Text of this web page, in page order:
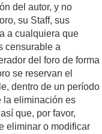
del autor, y no
su Staff, sus
a cualquiera que
censurable a
del foro de forma
se reservan el
dentro de un período
la eliminación es
que, por favor,
eliminar o modificar